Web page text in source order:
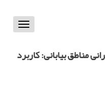
Toggle
مناطق بیابانی: کاربرد